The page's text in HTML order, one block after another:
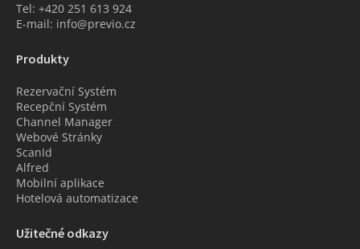
Tel: +420 251 613 924
E-mail: info@previo.cz
Produkty
Rezervační Systém
Recepční Systém
Channel Manager
Webové Stránky
ScanId
Alfred
Mobilní aplikace
Hotelová automatizace
Užitečné odkazy